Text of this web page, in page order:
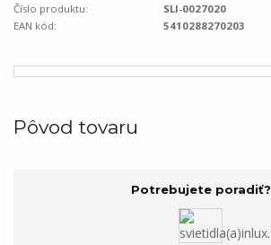
Číslo produktu:
SLI-0027020
EAN kód:
5410288270203
Pôvod tovaru
Potrebujete poradiť?